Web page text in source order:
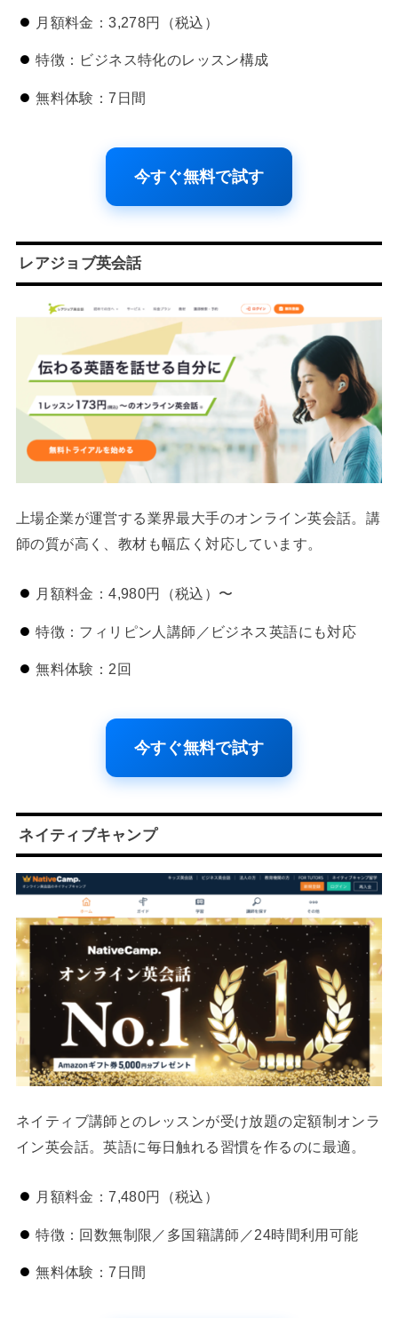
月額料金：3,278円（税込）
特徴：ビジネス特化のレッスン構成
無料体験：7日間
今すぐ無料で試す
レアジョブ英会話
上場企業が運営する業界最大手のオンライン英会話。講
師の質が高く、教材も幅広く対応しています。
月額料金：4,980円（税込）〜
特徴：フィリピン人講師／ビジネス英語にも対応
無料体験：2回
今すぐ無料で試す
ネイティブキャンプ
ネイティブ講師とのレッスンが受け放題の定額制オンラ
イン英会話。英語に毎日触れる習慣を作るのに最適。
月額料金：7,480円（税込）
特徴：回数無制限／多国籍講師／24時間利用可能
無料体験：7日間